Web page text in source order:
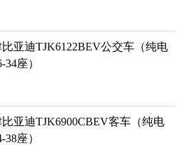
比亚迪TJK6122BEV公交车（纯电
34座）
比亚迪TJK6900CBEV客车（纯电
38座）